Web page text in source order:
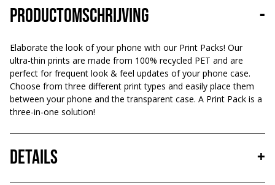
Productomschrijving -
Elaborate the look of your phone with our Print Packs! Our
ultra-thin prints are made from 100% recycled PET and are
perfect for frequent look & feel updates of your phone case.
Choose from three different print types and easily place them
between your phone and the transparent case. A Print Pack is a
three-in-one solution!
Details +